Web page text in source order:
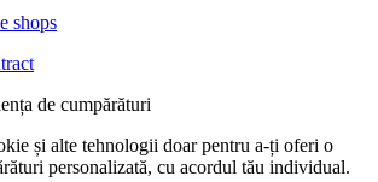
shops
de cumpărături
și alte tehnologii doar pentru a-ți oferi o
personalizată, cu acordul tău individual.